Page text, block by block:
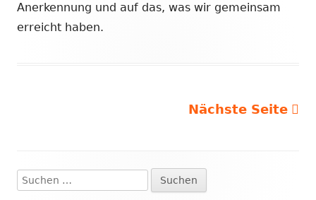
Anerkennung und auf das, was wir gemeinsam
erreicht haben.
Seitennummerierung
Beiträge
Nächste Seite
Haupt-
Suchen
nach: